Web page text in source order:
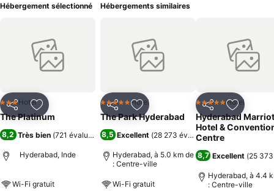
Hébergement sélectionné
PartagerAjouter à mes favoris
3 ÉtoilesHotel
The Platinum
8,2 Très bien (721 évaluations)
Hyderabad, Inde
Wi-Fi gratuit
Hébergements similaires
PartagerAjouter à mes favoris
5 Étoiles Hotel
The Park Hyderabad
8,5 Excellent (28 273 évaluations)
Hyderabad, à 5.0 km de
: Centre-ville
Wi-Fi gratuit
PartagerAjouter
5 Étoiles Hotel
Hyderabad
Hotel &
Centre
8,7 Excellent (25
Hyderabad, à 4.4
: Centre-ville